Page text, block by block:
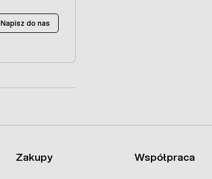
Napisz do nas
Zakupy Współpraca